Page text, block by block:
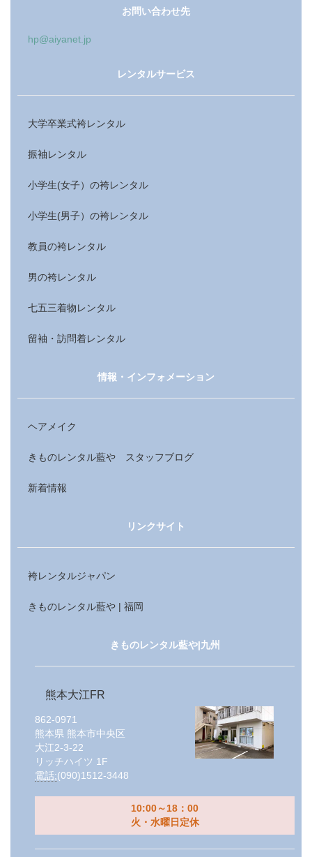
お問い合わせ先
hp@aiyanet.jp
レンタルサービス
大学卒業式袴レンタル
振袖レンタル
小学生(女子）の袴レンタル
小学生(男子）の袴レンタル
教員の袴レンタル
男の袴レンタル
七五三着物レンタル
留袖・訪問着レンタル
情報・インフォメーション
ヘアメイク
きものレンタル藍や スタッフブログ
新着情報
リンクサイト
袴レンタルジャパン
きものレンタル藍や | 福岡
きものレンタル藍や|九州
熊本大江FR
862-0971
熊本県 熊本市中央区
大江2-3-22
リッチハイツ 1F
電話:(090)1512-3448
10:00～18：00
火・水曜日定休